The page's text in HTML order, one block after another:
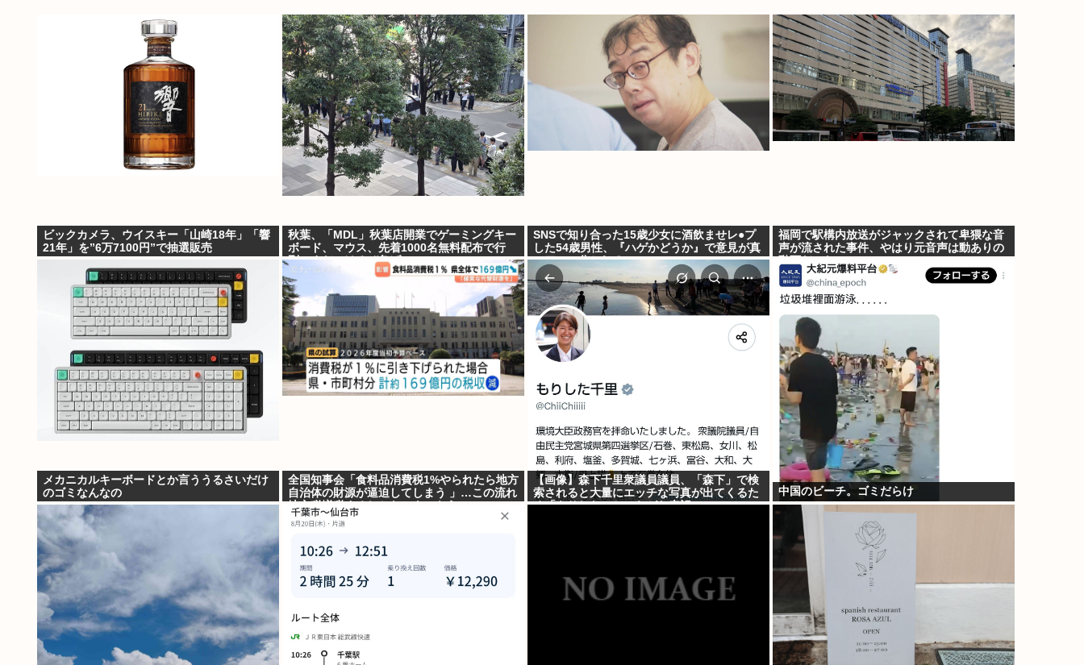
ビックカメラ、ウイスキー「山崎18年」「響
21年」を”6万7100円”で抽選販売
秋葉、「MDL」秋葉店開業でゲーミングキー
ボード、マウス、先着1000名無料配布で行
列。まだいけるぞ急げ!!
SNSで知り合った15歳少女に酒飲ませレ●プ
した54歳男性、『ハゲかどうか』で意見が真
っ二つに分かれる
福岡で駅構内放送がジャックされて卑猥な音
声が流された事件、やはり元音声は動ありの
動画だった
メカニカルキーボードとか言ううるさいだけ
のゴミなんなの
全国知事会「食料品消費税1%やられたら地方
自治体の財源が逼迫してしまう 」…この流れ
地方税増税するしかないよ、もう
【画像】森下千里衆議員議員、「森下」で検
索されると大量にエッチな写真が出てくるた
め「もりした」とひらがな表記にwww
中国のビーチ。ゴミだらけ